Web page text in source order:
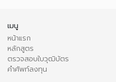
เมนู
หน้าแรก
หลักสูตร
ตรวจสอบใบวุฒิบัตร
คำศัพท์ลงทุน